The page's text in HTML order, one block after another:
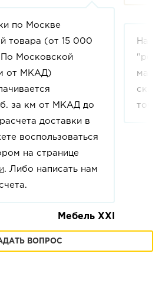
по Москве
товара (от 15 000
По Московской
от МКАД)
за км от МКАД до
доставки в
воспользоваться
на странице
. Либо написать нам
Мебель XXI
На
ВОПРОС